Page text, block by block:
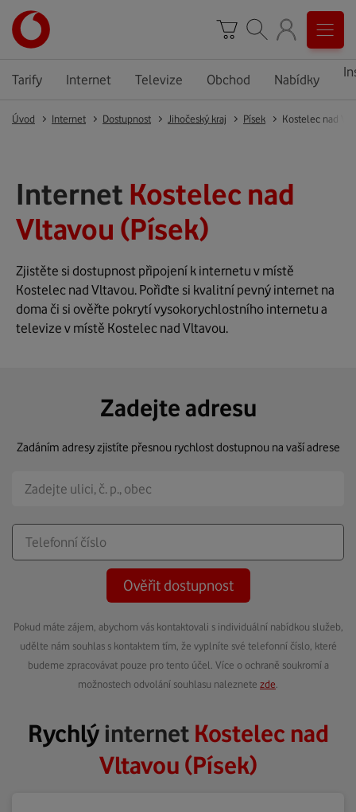
Tarify Internet Televize Obchod Nabídky
Úvod Internet Dostupnost Jihočeský kraj Písek Kostelec nad
Internet Kostelec nad
Vltavou (Písek)
Zjistěte si dostupnost připojení k internetu v místě
Kostelec nad Vltavou. Pořiďte si kvalitní pevný internet na
doma či si ověřte pokrytí vysokorychlostního internetu a
televize v místě Kostelec nad Vltavou.
Zadejte adresu
Zadáním adresy zjistíte přesnou rychlost dostupnou na vaší adrese
Ověřit dostupnost
Pokud máte zájem, abychom vás kontaktovali s individuální nabídkou služeb,
udělte nám souhlas s kontaktem tím, že vyplníte své telefonní číslo, které
budeme zpracovávat pouze pro tento účel. Více o ochraně soukromí a
možnostech odvolání souhlasu naleznete zde
Rychlýinternet Kostelec nad
Vltavou (Písek)